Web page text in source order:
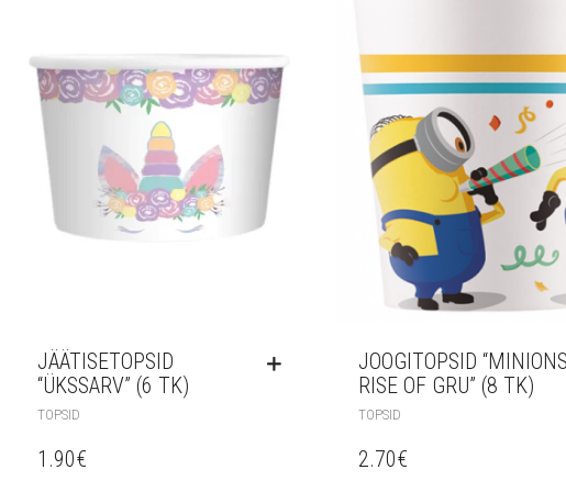
JÄÄTISETOPSID
“ÜKSSARV” (6 TK)
TOPSID
1.90€
JOOGITOPSID
RISE OF GRU” (8 TK)
TOPSID
2.70€